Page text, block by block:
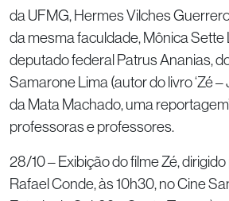
da UFMG, Hermes Vilches
da mesma faculdade, Mônica Sette
deputado federal Patrus Ananias,
Samarone Lima (autor do livro ‘Zé
da Mata Machado, uma
professoras e professores.
28/10 – Exibição do filme Zé,
Rafael Conde, às 10h30, no Cine